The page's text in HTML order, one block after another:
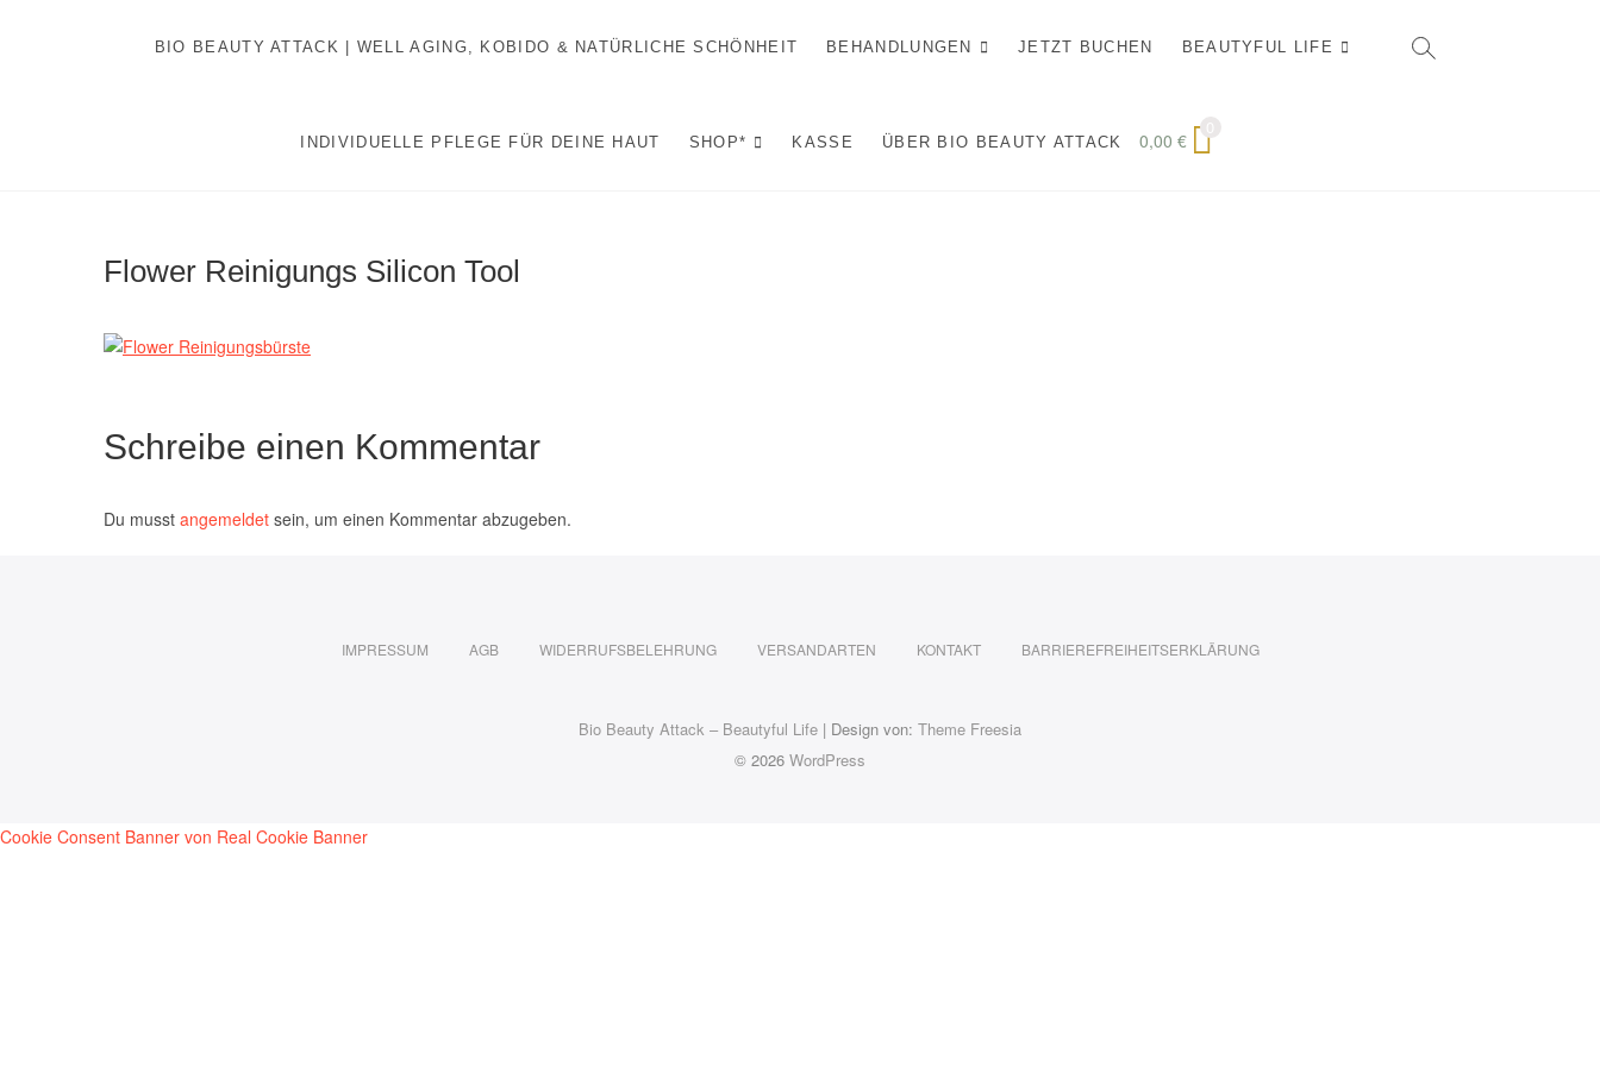
BIO BEAUTY ATTACK | WELL AGING, KOBIDO & NATÜRLICHE SCHÖNHEIT BEHANDLUNGEN JETZT BUCHEN BEAUTYFUL LIFE
INDIVIDUELLE PFLEGE FÜR DEINE HAUT SHOP* KASSE ÜBER BIO BEAUTY ATTACK 0,00 €
Flower Reinigungs Silicon Tool
Schreibe einen Kommentar
Du musst angemeldet sein, um einen Kommentar abzugeben.
IMPRESSUM AGB WIDERRUFSBELEHRUNG VERSANDARTEN KONTAKT BARRIEREFREIHEITSERKLÄRUNG
Bio Beauty Attack – Beautyful Life | Design von: Theme Freesia
© 2026 WordPress
Cookie Consent Banner von Real Cookie Banner